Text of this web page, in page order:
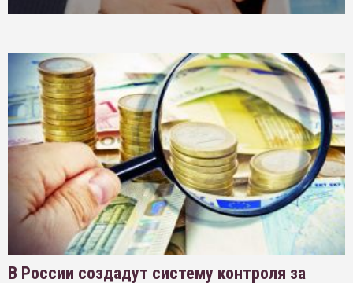
В России создадут систему контроля за